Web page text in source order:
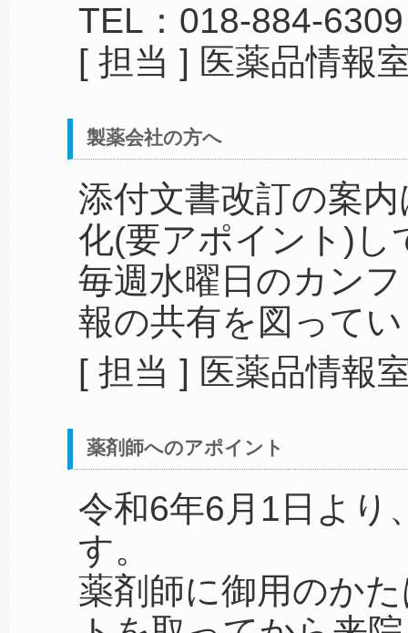
TEL：018-884-6309
[ 担当 ] 医薬品情報
製薬会社の方へ
添付文書改訂の案
化(要アポイント)し
毎週水曜日のカン
報の共有を図って
[ 担当 ] 医薬品情報
薬剤師へのアポイント
令和6年6月1日より
す。
薬剤師に御用のか